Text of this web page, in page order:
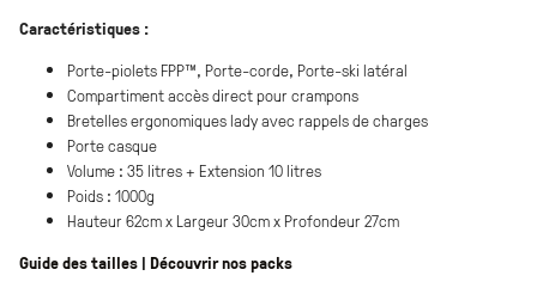
Caractéristiques :
Porte-piolets FPP™, Porte-corde, Porte-ski latéral
Compartiment accès direct pour crampons
Bretelles ergonomiques lady avec rappels de charges
Porte casque
Volume : 35 litres + Extension 10 litres
Poids : 1000g
Hauteur 62cm x Largeur 30cm x Profondeur 27cm
Guide des tailles | Découvrir nos packs